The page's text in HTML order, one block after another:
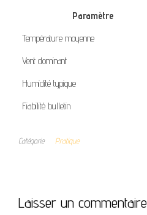
Paramètre
Température moyenne
Vent dominant
Humidité typique
Fiabilité bulletin
Catégorie Pratique
Laisser un commentaire